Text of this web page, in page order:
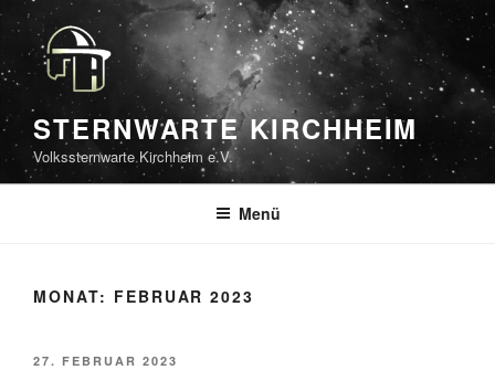
Zum
Inhalt
springen
STERNWARTE KIRCHHEIM
Volkssternwarte Kirchheim e.V.
Menü
MONAT: FEBRUAR 2023
VERÖFFENTLICHT
27. FEBRUAR 2023